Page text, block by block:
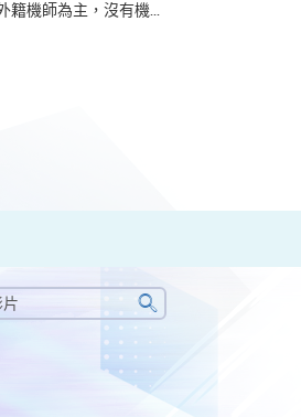
欠缺了聆聽內心的空...
搜
尋